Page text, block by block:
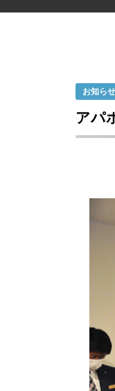
お知らせ
アパ